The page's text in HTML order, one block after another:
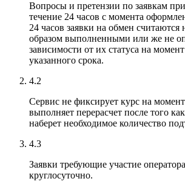
Вопросы и претензии по заявкам
течение 24 часов с момента
24 часов заявки на обмен
образом выполненными или же не
зависимости от их статуса на
указанного срока.
4.2
Сервис не фиксирует курс на момент
выполняет перерасчет после того
наберет необходимое количество
4.3
Заявки требующие участие
круглосуточно.